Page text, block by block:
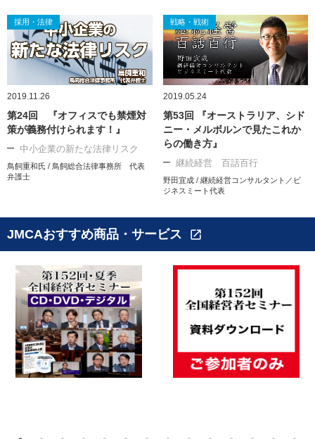
採用・法律
2019.11.26
第24回 『オフィスでも禁煙対
策が義務付けられます！』
中小企業の新たな法律リスク
鳥飼重和氏 / 鳥飼総合法律事務所 代表
弁護士
戦略・戦術
2019.05.24
第53回 『オーストラリア、シド
ニー・メルボルンで見たこれか
らの働き方』
継続経営 百話百行
野田宜成 / 継続経営コンサルタント／ビ
ジネスミート代表
JMCAおすすめ商品・サービス open_in_new